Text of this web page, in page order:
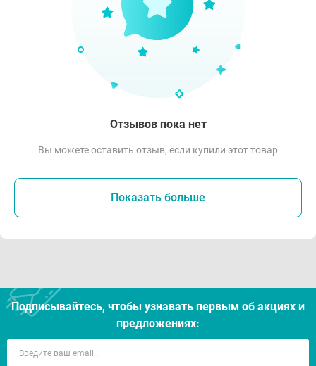
Отзывов пока нет
Вы можете оставить отзыв, если купили этот товар
Показать больше
Подписывайтесь, чтобы узнавать первым об акцияx и
предложениях: